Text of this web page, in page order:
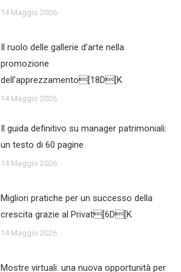
14 Maggio 2026
Il ruolo delle gallerie d’arte nella
promozione
dell’apprezzamento[18D[K
14 Maggio 2026
Il guida definitivo su manager patrimoniali:
un testo di 60 pagine
14 Maggio 2026
Migliori pratiche per un successo della
crescita grazie al Privat[6D[K
14 Maggio 2026
Mostre virtuali: una nuova opportunità per